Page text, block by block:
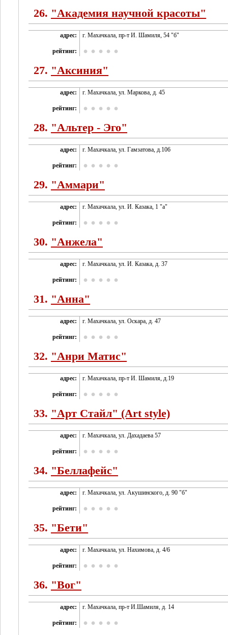
26. "Академия научной красоты"
адрес: г. Махачкала, пр-т И. Шамиля, 54 "б"
рейтинг:
27. "Аксиния"
адрес: г. Махачкала, ул. Маркова, д. 45
рейтинг:
28. "Альтер - Эго"
адрес: г. Махачкала, ул. Гамзатова, д.106
рейтинг:
29. "Аммари"
адрес: г. Махачкала, ул. И. Казака, 1 "а"
рейтинг:
30. "Анжела"
адрес: г. Махачкала, ул. И. Казака, д. 37
рейтинг:
31. "Анна"
адрес: г. Махачкала, ул. Оскара, д. 47
рейтинг:
32. "Анри Матис"
адрес: г. Махачкала, пр-т И. Шамиля, д.19
рейтинг:
33. "Арт Стайл" (Art style)
адрес: г. Махачкала, ул. Дахадаева 57
рейтинг:
34. "Беллафейс"
адрес: г. Махачкала, ул. Акушинского, д. 90 "б"
рейтинг:
35. "Бети"
адрес: г. Махачкала, ул. Нахимова, д. 4/6
рейтинг:
36. "Вог"
адрес: г. Махачкала, пр-т И.Шамиля, д. 14
рейтинг: